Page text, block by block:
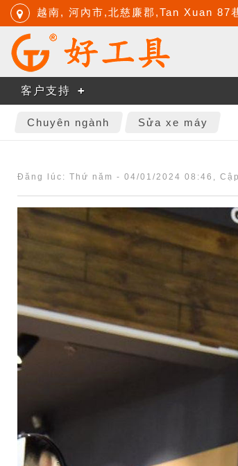
越南, 河內市,北慈廉郡,Tan Xuan 87
客户支持
Chuyên ngành Sửa xe máy
Đăng lúc: Thứ năm - 04/01/2024 08:46 ,